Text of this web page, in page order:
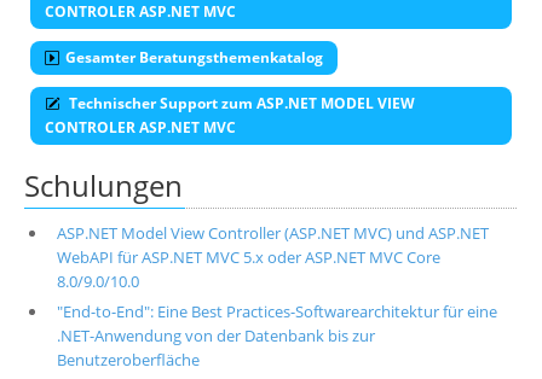
CONTROLER ASP.NET MVC
Gesamter Beratungsthemenkatalog
Technischer Support zum ASP.NET MODEL VIEW
CONTROLER ASP.NET MVC
Schulungen
ASP.NET Model View Controller (ASP.NET MVC) und ASP.NET
WebAPI für ASP.NET MVC 5.x oder ASP.NET MVC Core
8.0/9.0/10.0
"End-to-End": Eine Best Practices-Softwarearchitektur für eine
.NET-Anwendung von der Datenbank bis zur
Benutzeroberfläche